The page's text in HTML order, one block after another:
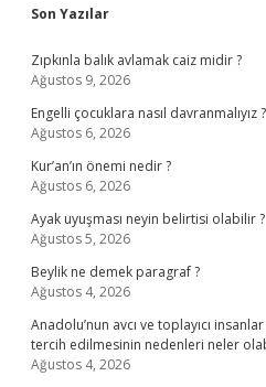
Sidebar
Son Yazılar
Zıpkınla balık avlamak caiz midir ?
Ağustos 9, 2026
Engelli çocuklara nasıl davranmalıyız ?
Ağustos 6, 2026
Kur’an’ın önemi nedir ?
Ağustos 6, 2026
Ayak uyuşması neyin belirtisi olabilir ?
Ağustos 5, 2026
Beylik ne demek paragraf ?
Ağustos 4, 2026
Anadolu’nun avcı ve toplayıcı
tercih edilmesinin nedenleri neler
Ağustos 4, 2026